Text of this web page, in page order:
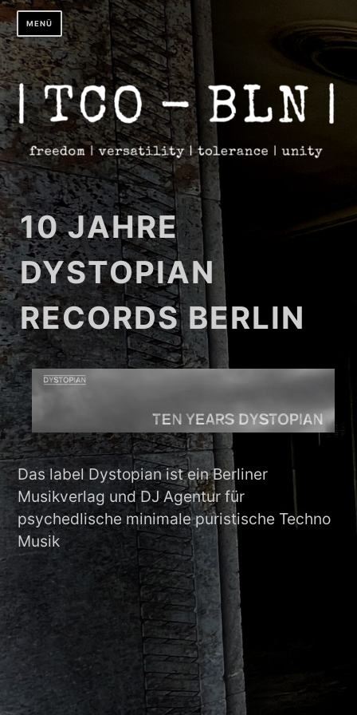
Zum
Inhalt
springen
MENÜ
10 JAHRE
DYSTOPIAN
RECORDS BERLIN
Das label Dystopian ist ein Berliner
Musikverlag und DJ Agentur für
psychedlische minimale puristische Techno
Musik